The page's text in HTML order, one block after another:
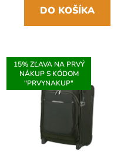
DO KOŠÍKA
15% ZĽAVA NA PRVÝ
NÁKUP S KÓDOM
"PRVYNAKUP"